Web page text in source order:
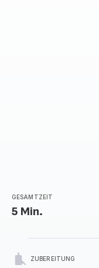
GESAMTZEIT
5 Min.
ZUBEREITUNG